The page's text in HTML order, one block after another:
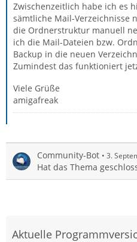
Zwischenzeitlich habe ich es
sämtliche Mail-Verzeichnisse
die Ordnerstruktur manuell
ich die Mail-Dateien bzw.
Backup in die neuen
Zumindest das funktioniert
Viele Grüße
amigafreak
Community-Bot 3.
Hat das Thema
Aktuelle